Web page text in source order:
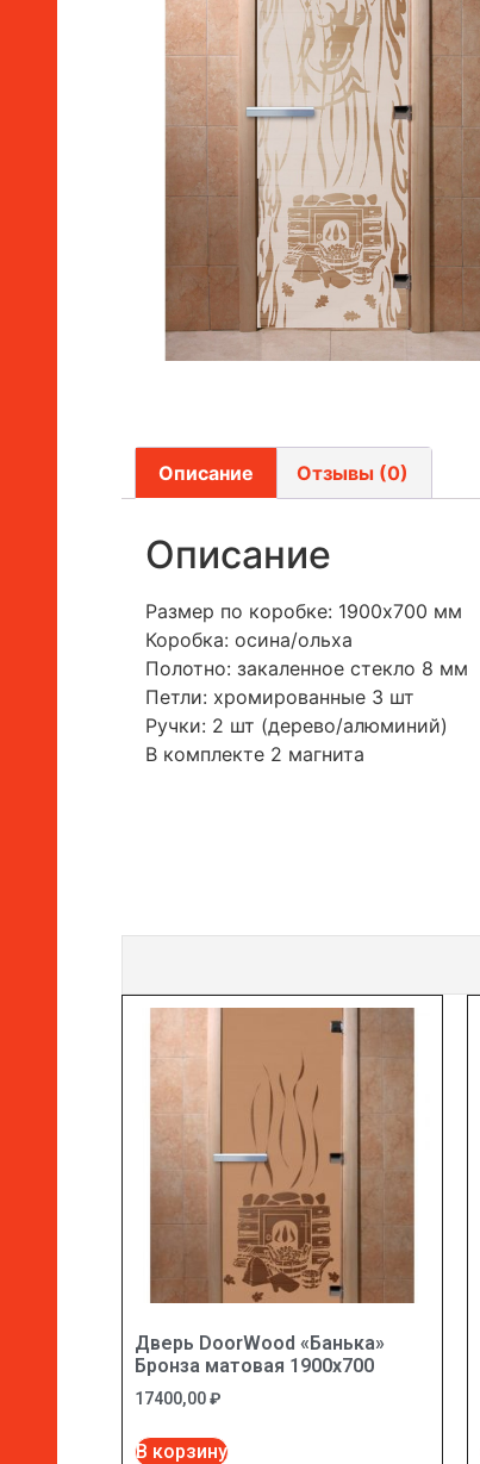
Описание Отзывы (0)
Описание
Размер по коробке: 1900х700 мм
Коробка: осина/ольха
Полотно: закаленное стекло 8 мм
Петли: хромированные 3 шт
Ручки: 2 шт (дерево/алюминий)
В комплекте 2 магнита
Дверь DoorWood «Банька»
Бронза матовая 1900х700
17400,00₽
В корзину